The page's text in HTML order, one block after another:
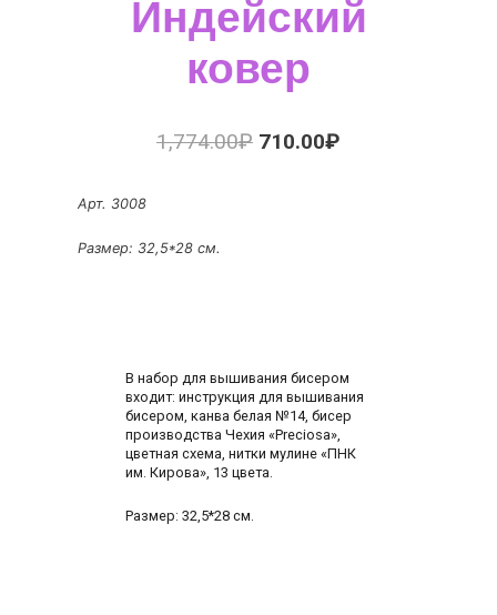
Индейский
ковер
1,774.00₽ 710.00₽
Арт. 3008
Размер: 32,5*28 см.
В набор для вышивания бисером
входит: инструкция для вышивания
бисером, канва белая №14, бисер
производства Чехия «Preciosa»,
цветная схема, нитки мулине «ПНК
им. Кирова», 13 цвета.
Размер: 32,5*28 см.